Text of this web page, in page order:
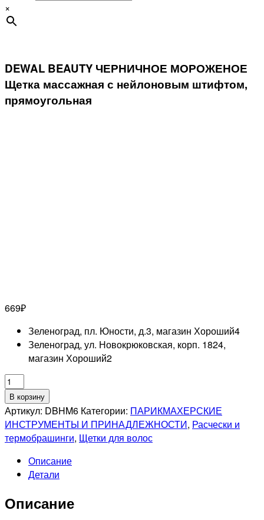
×
DEWAL BEAUTY ЧЕРНИЧНОЕ МОРОЖЕНОЕ
Щетка массажная с нейлоновым штифтом,
прямоугольная
669₽
Зеленоград, пл. Юности, д.3, магазин Хороший4
Зеленоград, ул. Новокрюковская, корп. 1824,
магазин Хороший2
Количество
товара
DEWAL
BEAUTY
ЧЕРНИЧНОЕ
Щетка
массажная
нейлоновым
В корзину
Артикул: DBHM6 Категории: ПАРИКМАХЕРСКИЕ
ИНСТРУМЕНТЫ И ПРИНАДЛЕЖНОСТИ, Расчески и
термобрашинги, Щетки для волос
Описание
Детали
Описание